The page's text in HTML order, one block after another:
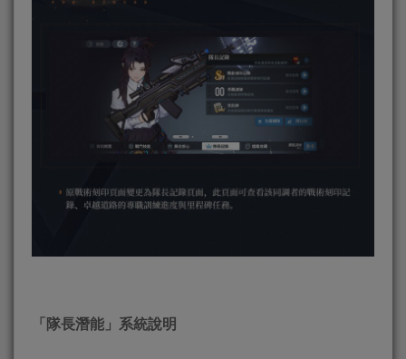
「隊長潛能」系統說明